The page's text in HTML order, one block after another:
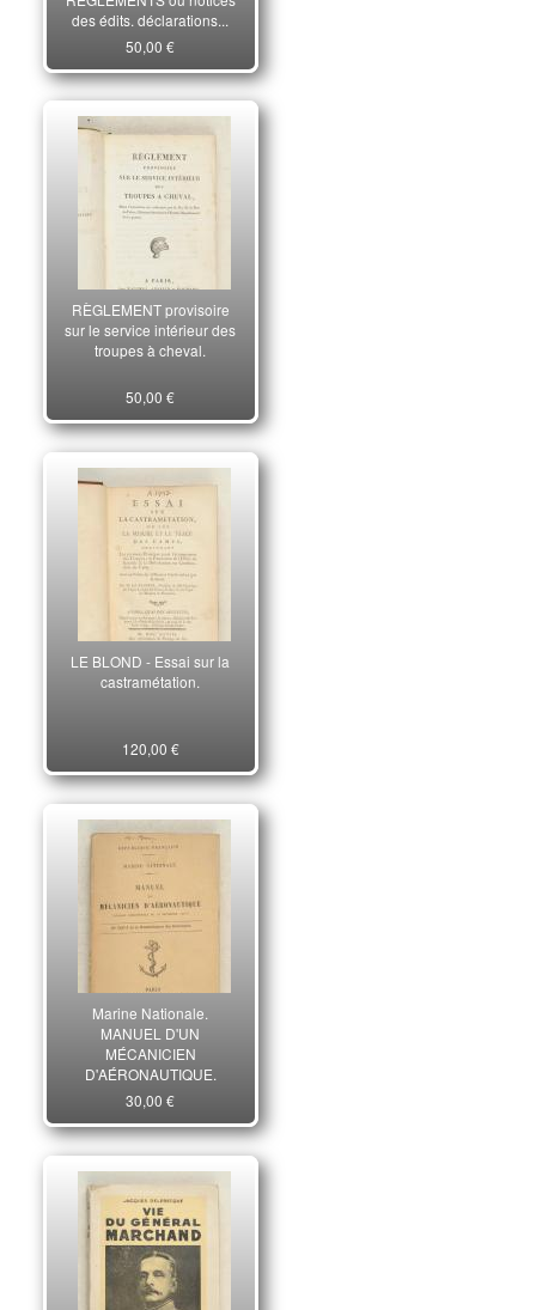
des édits, déclarations,..
1765.
50,00 €
RÈGLEMENT provisoire
sur le service intérieur des
troupes à cheval.
50,00 €
LE BLOND - Essai sur la
castramétation.
120,00 €
Marine Nationale.
MANUEL D'UN
MÉCANICIEN
D'AÉRONAUTIQUE.
30,00 €